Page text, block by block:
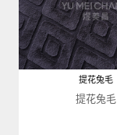
提花兔毛
提花兔毛